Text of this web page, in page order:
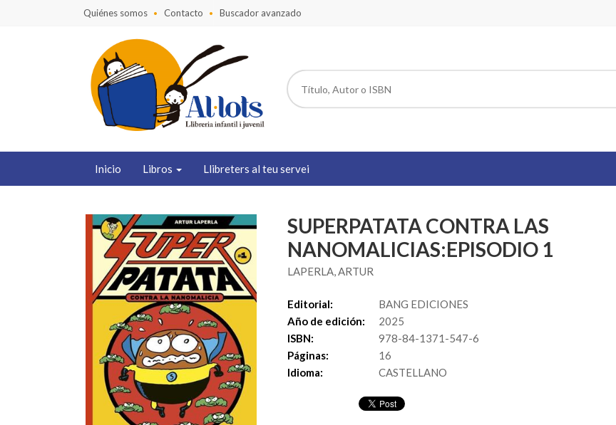
Quiénes somos Contacto Buscador avanzado
Inicio Libros Llibreters al teu servei
SUPERPATATA CONTRA LAS
NANOMALICIAS:EPISODIO 1
LAPERLA, ARTUR
Editorial:
BANG EDICIONES
Año de edición:
2025
ISBN:
978-84-1371-547-6
Páginas:
16
Idioma:
CASTELLANO